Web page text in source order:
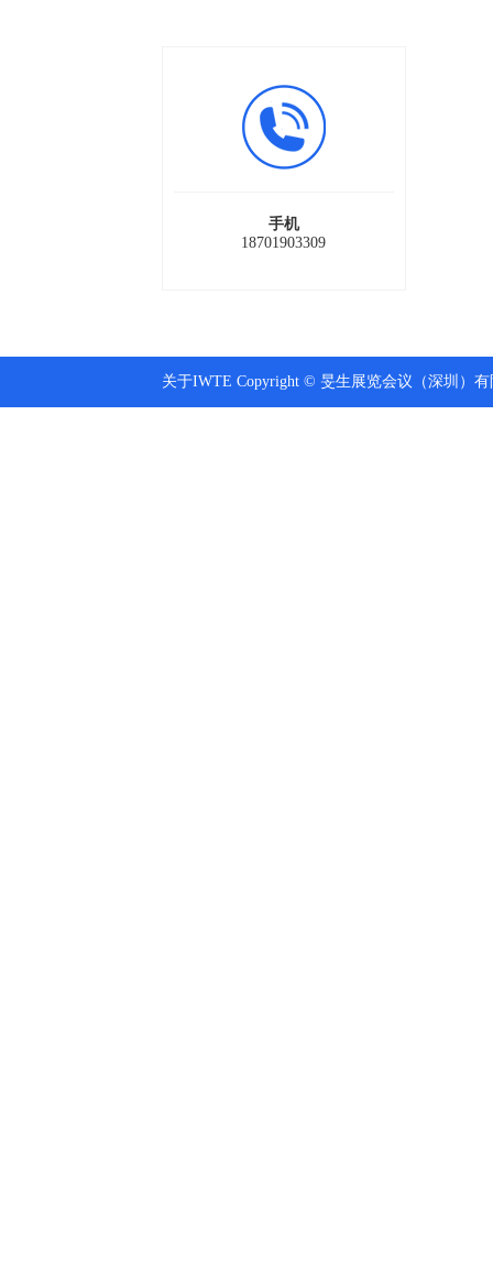
手机
18701903309
关于IWTE Copyright © 旻生展览会议（深圳）